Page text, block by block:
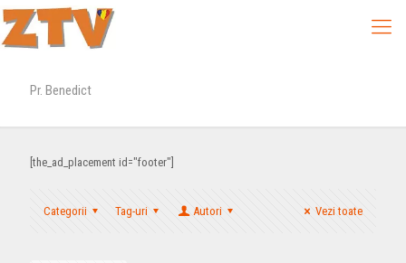
Pr. Benedict
[the_ad_placement id="footer"]
Categorii Tag-uri Autori Vezi toate